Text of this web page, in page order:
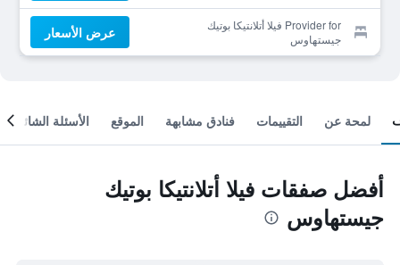
Provider for فيلا أتلانتيكا بوتيك
جيستهاوس
عرض الأسعار
لمحة عن التقييمات فنادق مشابهة الموقع الأسئلة الشائعة
أفضل صفقات فيلا أتلانتيكا بوتيك
جيستهاوس